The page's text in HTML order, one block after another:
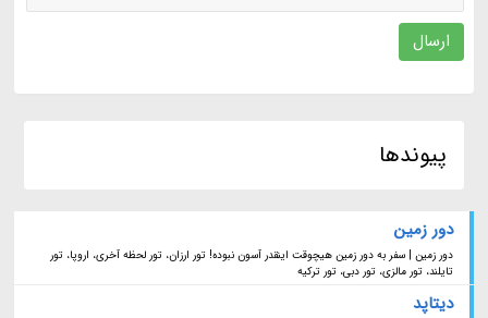
ارسال
پیوندها
دور زمین
دور زمین | سفر به دور زمین هیچوقت اینقدر آسون نبوده! تور ارزان، تور لحظه آخری، اروپا، تور
تایلند، تور مالزی، تور دبی، تور ترکیه
دیتاپد